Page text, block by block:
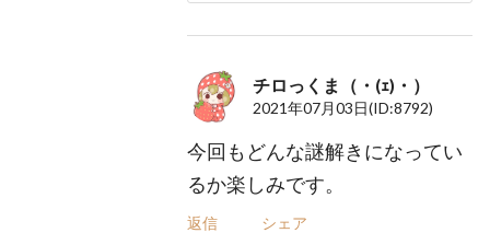
チロっくま（・(ｪ)・）
2021年07月03日(ID:8792)
今回もどんな謎解きになってい
るか楽しみです。
返信 シェア